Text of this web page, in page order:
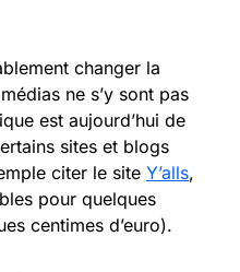
changer la
ne s’y sont pas
est aujourd’hui de
sites et blogs
citer le site Y’alls,
pour quelques
centimes d’euro).